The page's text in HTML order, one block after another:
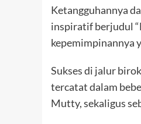
Ketangguhannya
inspiratif berjudul
kepemimpinannya
Sukses di jalur
tercatat dalam
Mutty, sekaligus